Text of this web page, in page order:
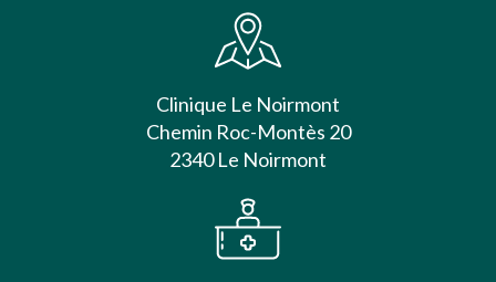
Clinique Le Noirmont
Chemin Roc-Montès 20
2340 Le Noirmont